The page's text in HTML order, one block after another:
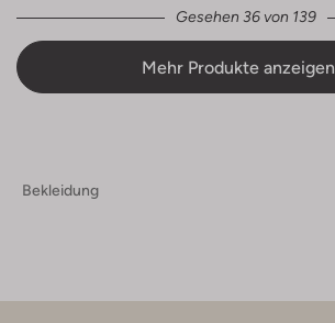
Gesehen 36 von 139
Mehr Produkte anzeigen
Bekleidung